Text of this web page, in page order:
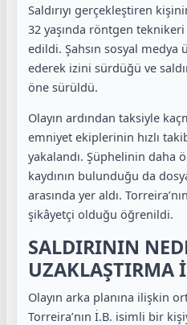
Saldırıyı gerçekleştiren
32 yaşında röntgen teknikeri
edildi. Şahsın sosyal medya
ederek izini sürdüğü ve
öne sürüldü.
Olayın ardından taksiyle
emniyet ekiplerinin hızlı
yakalandı. Şüphelinin daha
kaydının bulunduğu da
arasında yer aldı.
şikâyetçi olduğu öğrenildi.
SALDIRININ
UZAKLAŞTIRMA
Olayın arka planına ilişkin
Torreira’nın İ.B. isimli bir